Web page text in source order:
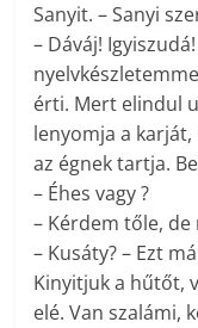
Sanyit. – Sanyi
– Dáváj!
érti. Mert elindul
lenyomja a
az égnek tartja.
– Éhes vagy ?
– Kérdem tőle,
– Kusáty? – Ezt
Kinyitjuk a hűtőt,
elé. Van szalámi,